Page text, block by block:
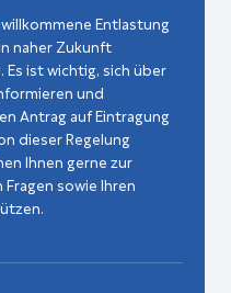
Entlastung
naher Zukunft
ist wichtig, sich über
und
Antrag auf Eintragung
dieser Regelung
Ihnen gerne zur
sowie Ihren